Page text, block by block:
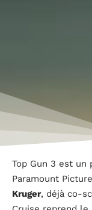
Top Gun 3 est
Paramount
Kruger, déjà co-